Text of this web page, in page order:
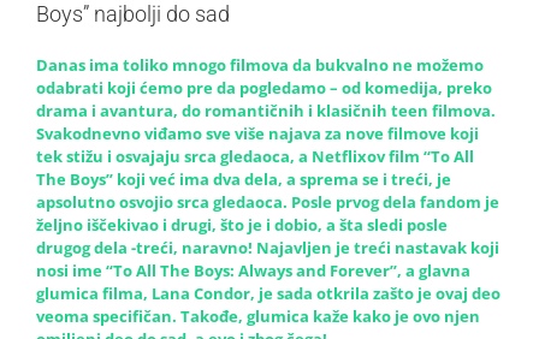
Boys” najbolji do sad
Danas ima toliko mnogo filmova da bukvalno ne možemo
odabrati koji ćemo pre da pogledamo – od komedija, preko
drama i avantura, do romantičnih i klasičnih teen filmova.
Svakodnevno viđamo sve više najava za nove filmove koji
tek stižu i osvajaju srca gledaoca, a Netflixov film “To All
The Boys” koji već ima dva dela, a sprema se i treći, je
apsolutno osvojio srca gledaoca. Posle prvog dela fandom je
željno iščekivao i drugi, što je i dobio, a šta sledi posle
drugog dela -treći, naravno! Najavljen je treći nastavak koji
nosi ime “To All The Boys: Always and Forever”, a glavna
glumica filma, Lana Condor, je sada otkrila zašto je ovaj deo
veoma specifičan. Takođe, glumica kaže kako je ovo njen